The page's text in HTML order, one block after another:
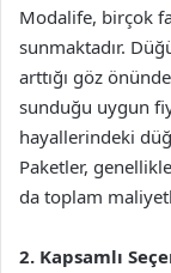
Modalife, birçok
sunmaktadır.
arttığı göz
sunduğu uygun
hayallerindeki
Paketler,
da toplam
2. Kapsamlı